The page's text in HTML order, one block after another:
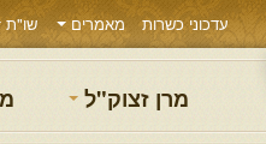
עדכוני כשרות מאמרים שו"ת
מרן זצוק"ל